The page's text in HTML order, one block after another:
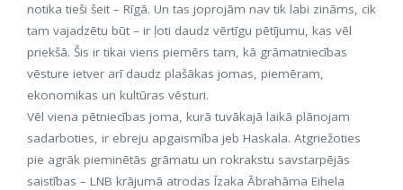
notika tieši šeit – Rīgā. Un tas joprojām nav tik labi zināms, cik
tam vajadzētu būt – ir ļoti daudz vērtīgu pētījumu, kas vēl
priekšā. Šis ir tikai viens piemērs tam, kā grāmatniecības
vēsture ietver arī daudz plašākas jomas, piemēram,
ekonomikas un kultūras vēsturi.
Vēl viena pētniecības joma, kurā tuvākajā laikā plānojam
sadarboties, ir ebreju apgaismība jeb Haskala. Atgriežoties
pie agrāk pieminētās grāmatu un rokrakstu savstarpējās
saistības – LNB krājumā atrodas Īzaka Ābrahāma Eihela